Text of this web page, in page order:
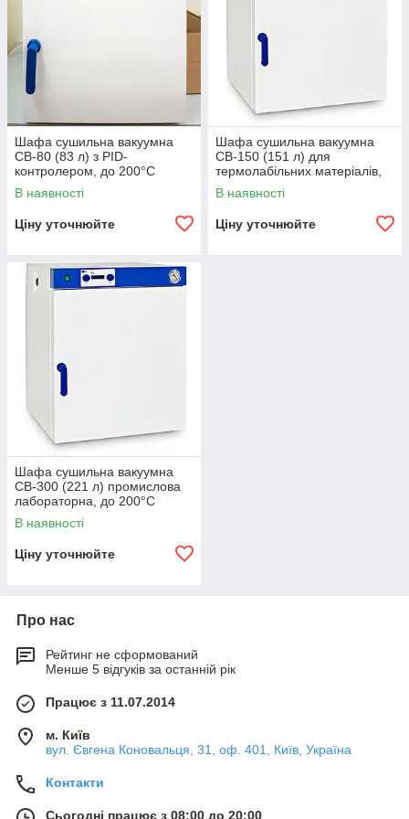
Шафа сушильна вакуумна
СВ-80 (83 л) з PID-
контролером, до 200°C
В наявності
Ціну уточнюйте
Шафа сушильна вакуумна
СВ-150 (151 л) для
термолабільних матеріалів,
до 200°C
В наявності
Ціну уточнюйте
Шафа сушильна вакуумна
СВ-300 (221 л) промислова
лабораторна, до 200°C
В наявності
Ціну уточнюйте
Про нас
Рейтинг не сформований
Менше 5 відгуків за останній рік
Працює з 11.07.2014
м. Київ
вул. Євгена Коновальця, 31, оф. 401, Київ, Україна
Контакти
Сьогодні працює з 08:00 до 20:00